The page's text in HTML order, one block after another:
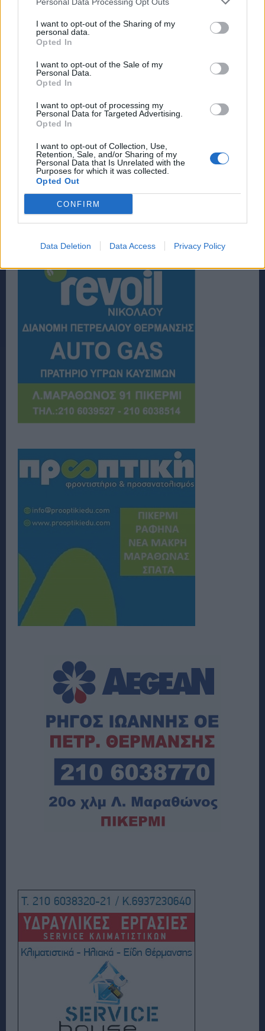
I want to opt-out of the Sharing of my
personal data.
Opted In
I want to opt-out of the Sale of my
Personal Data.
Opted In
I want to opt-out of processing my
Personal Data for Targeted Advertising.
Opted In
I want to opt-out of Collection, Use,
Retention, Sale, and/or Sharing of my
Personal Data that Is Unrelated with the
Purposes for which it was collected.
Opted Out
CONFIRM
Data Deletion Data Access Privacy Policy